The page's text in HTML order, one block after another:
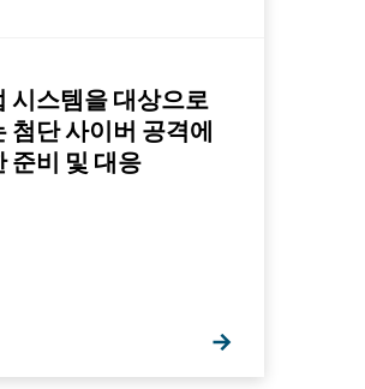
시스템을 대상으로
첨단 사이버 공격에
준비 및 대응